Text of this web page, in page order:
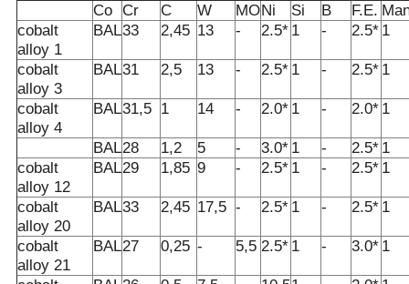
Co Cr C W MONi Si B F.E.
cobalt
alloy 1
BAL33 2,45 13 - 2.5* 1 - 2.5* 1
cobalt
alloy 3
BAL31 2,5 13 - 2.5* 1 - 2.5* 1
cobalt
alloy 4
BAL31,5 1 14 - 2.0* 1 - 2.0* 1
BAL28 1,2 5 - 3.0* 1 - 2.5* 1
cobalt
alloy 12
BAL29 1,85 9 - 2.5* 1 - 2.5* 1
cobalt
alloy 20
BAL33 2,45 17,5 - 2.5* 1 - 2.5* 1
cobalt
alloy 21
BAL27 0,25 - 5,5 2.5* 1 - 3.0* 1